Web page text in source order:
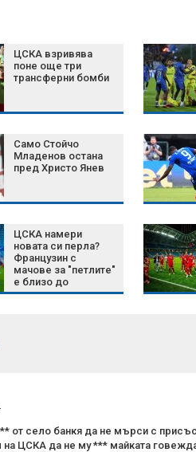
ЦСКА взривява
поне още три
трансферни бомби
Само Стойчо
Младенов остана
пред Христо Янев
ЦСКА намери
новата си перла?
Французин с
мачове за "петлите"
е близо до
"червените"
от село банкя да не мърси с
на ЦСКА да не му *** майката